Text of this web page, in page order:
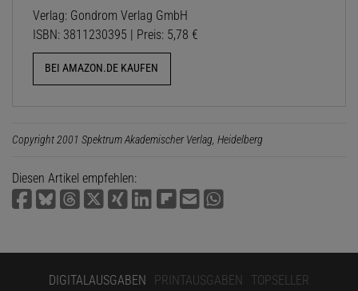
Verlag: Gondrom Verlag GmbH
ISBN: 3811230395 | Preis: 5,78 €
BEI AMAZON.DE KAUFEN
Copyright 2001 Spektrum Akademischer Verlag, Heidelberg
Diesen Artikel empfehlen:
DIGITALAUSGABEN PRINTAUSGABEN TOPSELLER